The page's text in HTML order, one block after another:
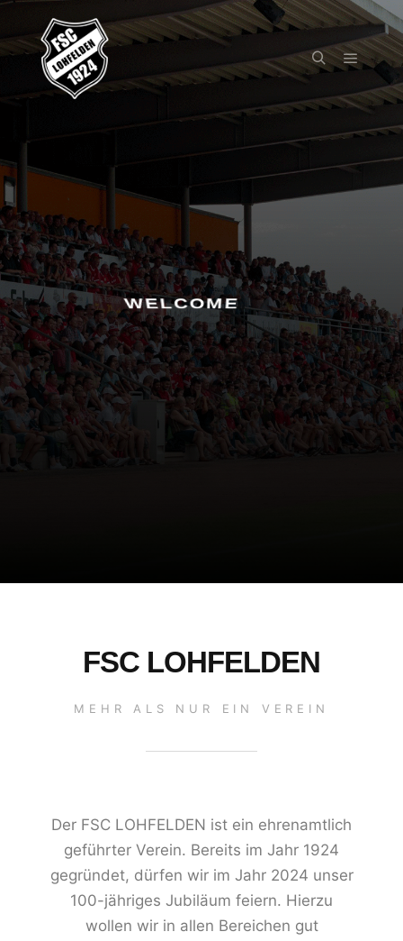
I MIRËPRITUR
FSC LOHFELDEN
MEHR ALS NUR EIN VEREIN
Der FSC LOHFELDEN ist ein ehrenamtlich
geführter Verein. Bereits im Jahr 1924
gegründet, dürfen wir im Jahr 2024 unser
100-jähriges Jubiläum feiern. Hierzu
wollen wir in allen Bereichen gut